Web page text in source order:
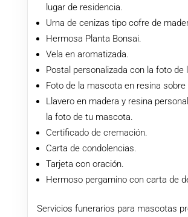
lugar de residencia.
Urna de cenizas tipo cofre de
Hermosa Planta Bonsai.
Vela en aromatizada.
Postal personalizada con la foto de
Foto de la mascota en resina sobre
Llavero en madera y resina
la foto de tu mascota.
Certificado de cremación.
Carta de condolencias.
Tarjeta con oración.
Hermoso pergamino con carta de
Servicios funerarios para mascotas